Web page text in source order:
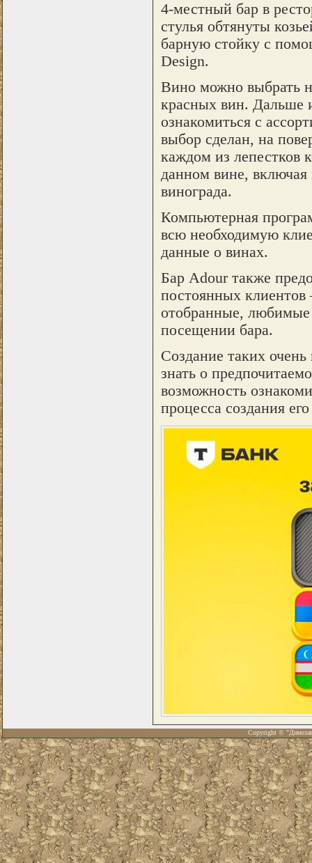
4-местный бар в
стулья обтянуты
барную стойку с
Design.
Вино можно выбрать
красных вин. Дальше
ознакомиться с
выбор сделан, на
каждом из лепестков
данном вине, включая
винограда.
Компьютерная
всю необходимую
данные о винах.
Бар Adour также
постоянных клиентов
отобранные,
посещении бара.
Создание таких
знать о
возможность
процесса создания
Copyright ©